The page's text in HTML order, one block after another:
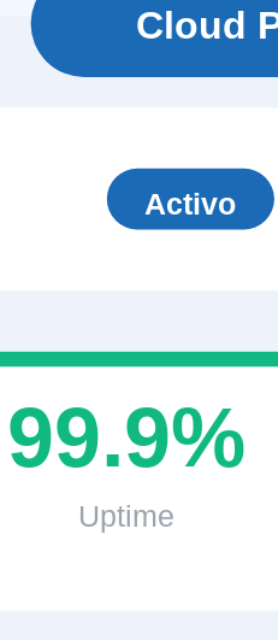
Activo
99.9%
Uptime
Cloud